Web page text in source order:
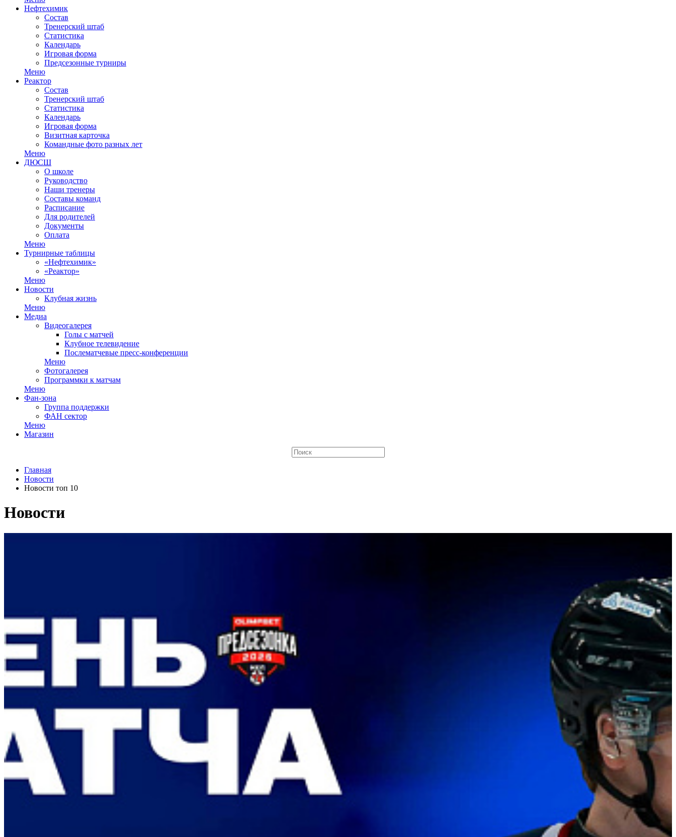
Нефтехимик
Состав
Тренерский штаб
Статистика
Календарь
Игровая форма
Предсезонные турниры
Меню
Реактор
Состав
Тренерский штаб
Статистика
Календарь
Игровая форма
Визитная карточка
Командные фото разных лет
Меню
ДЮСШ
О школе
Руководство
Наши тренеры
Составы команд
Расписание
Для родителей
Документы
Оплата
Меню
Турнирные таблицы
«Нефтехимик»
«Реактор»
Меню
Новости
Клубная жизнь
Меню
Медиа
Видеогалерея
Голы с матчей
Клубное телевидение
Послематчевые пресс-конференции
Меню
Фотогалерея
Программки к матчам
Меню
Фан-зона
Группа поддержки
ФАН сектор
Меню
Магазин
Главная
Новости
Новости топ 10
Новости